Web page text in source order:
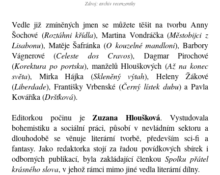
Zdroj: archiv recenzentky
Vedle již zmíněných jmen se můžete těšit na tvorbu Anny
Šochové (Roztáhni křídla), Martina Vondráčka (Městobijci z
Lisabonu), Matěje Šafránka (O kouzelné mandloni), Barbory
Vágnerové (Celeste dos Cravos), Dagmar Pirochové
(Korektura po portsku), manželů Hlouškových (Až na konec
světa), Mirka Hájka (Skleněný výtah), Heleny Žákové
(Liberdade), Františky Vrbenské (Černý lístek dubu) a Pavla
Kováříka (Dršťková).
Editorkou počinu je Zuzana Hloušková. Vystudovala
bohemistiku a sociální práci, působí v nevládním sektoru a
dlouhodobě se věnuje literární tvorbě, především sci-fi a
fantasy. Jako redaktorka stojí za řadou povídkových sbírek i
odborných publikací, byla zakládající členkouSpolku přátel
krásného slova, v jehož rámci mimo jiné vedla literární dílny.